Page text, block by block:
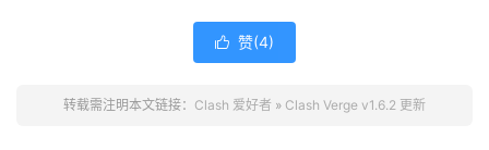
 赞(4)
转载需注明本文链接： Clash 爱好者 » Clash Verge v1.6.2 更新